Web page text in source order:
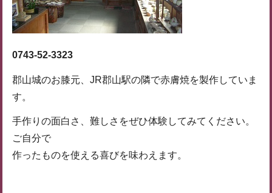
0743-52-3323
郡山城のお膝元、JR郡山駅の隣で赤膚焼を製作していま
す。
手作りの面白さ、難しさをぜひ体験してみてください。
ご自分で
作ったものを使える喜びを味わえます。